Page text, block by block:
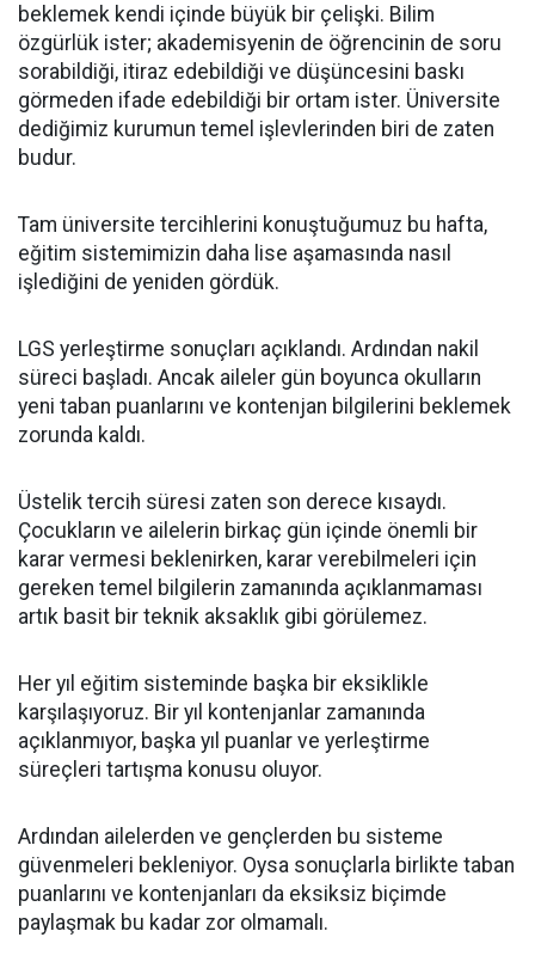
beklemek kendi içinde büyük bir çelişki. Bilim
özgürlük ister; akademisyenin de öğrencinin de soru
sorabildiği, itiraz edebildiği ve düşüncesini baskı
görmeden ifade edebildiği bir ortam ister. Üniversite
dediğimiz kurumun temel işlevlerinden biri de zaten
budur.
Tam üniversite tercihlerini konuştuğumuz bu hafta,
eğitim sistemimizin daha lise aşamasında nasıl
işlediğini de yeniden gördük.
LGS yerleştirme sonuçları açıklandı. Ardından nakil
süreci başladı. Ancak aileler gün boyunca okulların
yeni taban puanlarını ve kontenjan bilgilerini beklemek
zorunda kaldı.
Üstelik tercih süresi zaten son derece kısaydı.
Çocukların ve ailelerin birkaç gün içinde önemli bir
karar vermesi beklenirken, karar verebilmeleri için
gereken temel bilgilerin zamanında açıklanmaması
artık basit bir teknik aksaklık gibi görülemez.
Her yıl eğitim sisteminde başka bir eksiklikle
karşılaşıyoruz. Bir yıl kontenjanlar zamanında
açıklanmıyor, başka yıl puanlar ve yerleştirme
süreçleri tartışma konusu oluyor.
Ardından ailelerden ve gençlerden bu sisteme
güvenmeleri bekleniyor. Oysa sonuçlarla birlikte taban
puanlarını ve kontenjanları da eksiksiz biçimde
paylaşmak bu kadar zor olmamalı.